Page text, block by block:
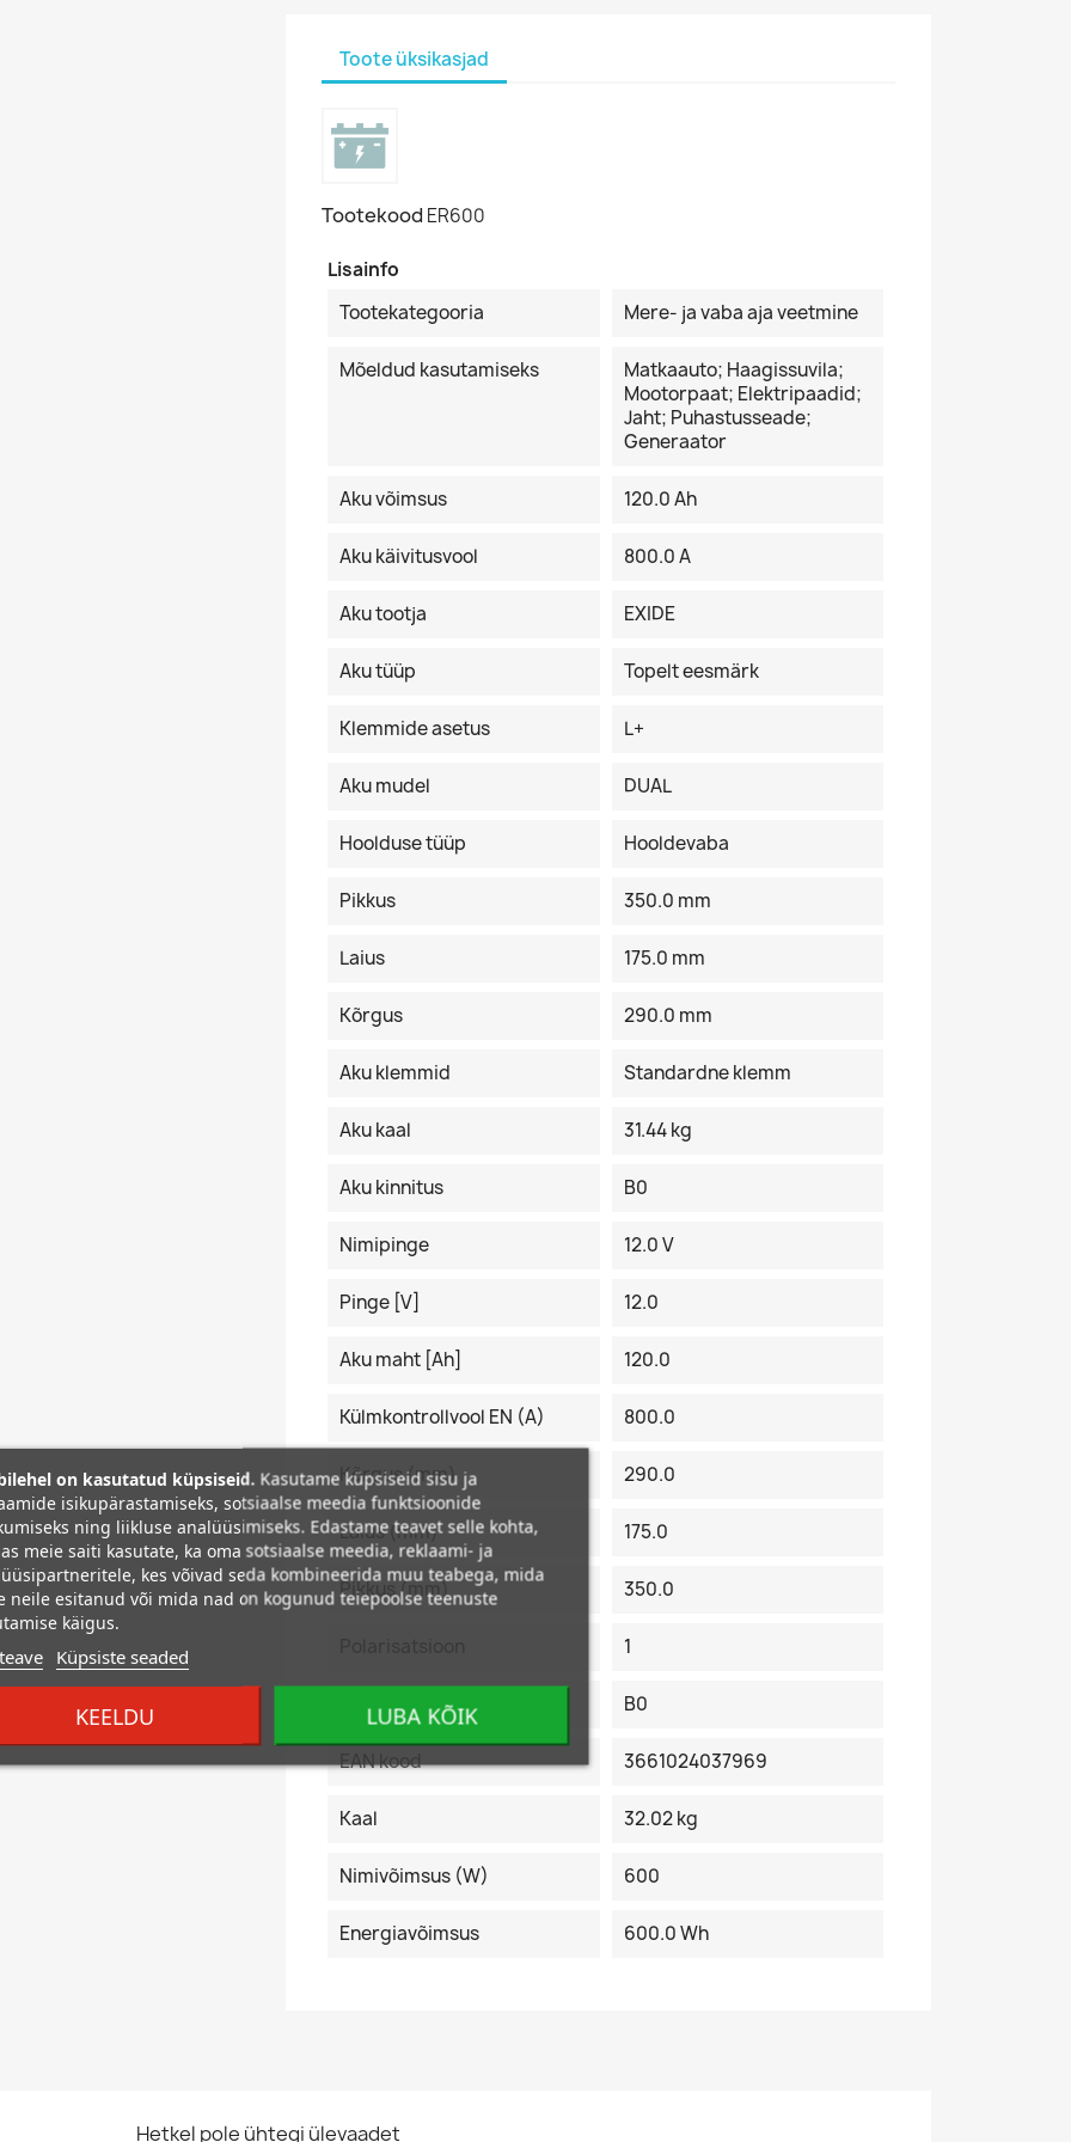
Toote üksikasjad
Tootekood ER600
Lisainfo
Tootekategooria
Mere- ja vaba aja veetmine
Mõeldud kasutamiseks
Matkaauto; Haagissuvila;
Mootorpaat; Elektripaadid;
Jaht; Puhastusseade;
Generaator
Aku võimsus 120.0 Ah
Aku käivitusvool 800.0 A
Aku tootja EXIDE
Aku tüüp Topelt eesmärk
Klemmide asetus L+
Aku mudel DUAL
Hoolduse tüüp Hooldevaba
Pikkus 350.0 mm
Laius 175.0 mm
Kõrgus 290.0 mm
Aku klemmid Standardne klemm
Aku kaal 31.44 kg
Aku kinnitus B0
Nimipinge 12.0 V
Pinge [V] 12.0
Aku maht [Ah] 120.0
Külmkontrollvool EN (A) 800.0
Kõrgus (mm) 290.0
Laius (mm) 175.0
Pikkus (mm) 350.0
1
Põrandaliistuteostus B0
EAN kood 3661024037969
Kaal 32.02 kg
Nimivõimsus (W) 600
Energiavõimsus 600.0 Wh
Hetkel pole ühtegi ülevaadet
on kasutatud küpsiseid. Kasutame küpsiseid sisu ja
isikupärastamiseks, sotsiaalse meedia funktsioonide
ning liikluse analüüsimiseks. Edastame teavet selle kohta,
meie saiti kasutate, ka oma sotsiaalse meedia, reklaami- ja
kes võivad seda kombineerida muu teabega, mida
neile esitanud või mida nad on kogunud teiepoolse teenuste
käigus.
Küpsiste seaded
KEELDU LUBA KÕIK